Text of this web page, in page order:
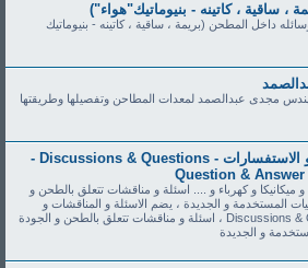
، ساقية ، كاتينه - بنيوماتيك"هواء")
داخل المطحن (بريمة ، ساقية ، كاتينه - بنيوماتيك
مجدى عبدالصمد لمعدات المطاحن وتفصيلها وطريقتها
الاسئلة و المناقشات و الاستفسارات - Discussions & Questions -
و كهرباء و .... اسئلة و مناقشات تتعلق بالطحن و
المستخدمة و الجديدة ، يضم الاسئلة و المناقشات و
الاستفسارات - Discussions & Questions ، اسئلة و مناقشات تتعلق بالطحن و الجودة
و الجديدة